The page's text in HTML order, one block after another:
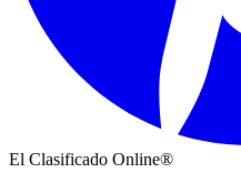
El Clasificado Online®